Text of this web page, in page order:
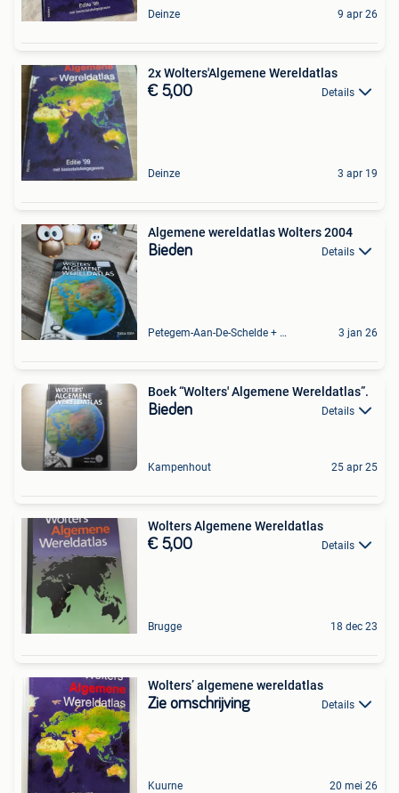
Deinze 9 apr 26
2x Wolters'Algemene Wereldatlas
€ 5,00 Details
Deinze 3 apr 19
Algemene wereldatlas Wolters 2004
Bieden Details
Petegem-Aan-De-Schelde + Deel Van Oudenaarde 3 jan 26
Boek “Wolters' Algemene Wereldatlas”.
Bieden Details
Kampenhout 25 apr 25
Wolters Algemene Wereldatlas
€ 5,00 Details
Brugge 18 dec 23
Wolters’ algemene wereldatlas
Zie omschrijving Details
Kuurne 20 mei 26